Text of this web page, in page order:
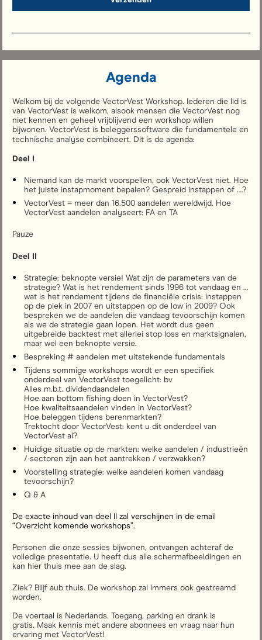
Agenda
Welkom bij de volgende VectorVest Workshop. Iederen die lid is
van VectorVest is welkom, alsook mensen die VectorVest nog
niet kennen en geheel vrijblijvend een workshop willen
bijwonen. VectorVest is beleggerssoftware die fundamentele en
technische analyse combineert. Dit is de agenda:
Deel I
Niemand kan de markt voorspellen, ook VectorVest niet. Hoe
het juiste instapmoment bepalen? Gespreid instappen of ….?
VectorVest = meer dan 16.500 aandelen wereldwijd. Hoe
VectorVest aandelen analyseert: FA en TA
Pauze
Deel II
Strategie: beknopte versie! Wat zijn de parameters van de
strategie? Wat is het rendement sinds 1996 tot vandaag en …
wat is het rendement tijdens de financiële crisis: instappen
op de piek in 2007 en uitstappen op de low in 2009? Ook
bespreken we de aandelen die vandaag tevoorschijn komen
als we de strategie gaan lopen. Het wordt dus geen
uitgebreide backtest met allerlei stop loss en marktsignalen,
maar wel een beknopte versie.
Bespreking # aandelen met uitstekende fundamentals
Tijdens sommige workshops wordt er een specifiek
onderdeel van VectorVest toegelicht: bv
Alles m.b.t. dividendaandelen
Hoe aan bottom fishing doen in VectorVest?
Hoe kwaliteitsaandelen vinden in VectorVest?
Hoe beleggen tijdens berenmarkten?
Trektocht door VectorVest: kent u dit onderdeel van
VectorVest al?
Huidige situatie op de markten: welke aandelen / industrieën
/ sectoren zijn aan het aantrekken / verzwakken?
Voorstelling strategie: welke aandelen komen vandaag
tevoorschijn?
Q & A
De exacte inhoud van deel II zal verschijnen in de email
“Overzicht komende workshops”.
Personen die onze sessies bijwonen, ontvangen achteraf de
volledige presentatie. U heeft dus alle schermafbeeldingen en
kan hier thuis mee aan de slag.
Ziek? Blijf aub thuis. De workshop zal immers ook gestreamd
worden.
De voertaal is Nederlands. Toegang, parking en drank is
gratis. Maak kennis met andere abonnees en vraag naar hun
ervaring met VectorVest!